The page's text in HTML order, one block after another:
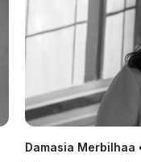
Damasia Merbilhaa